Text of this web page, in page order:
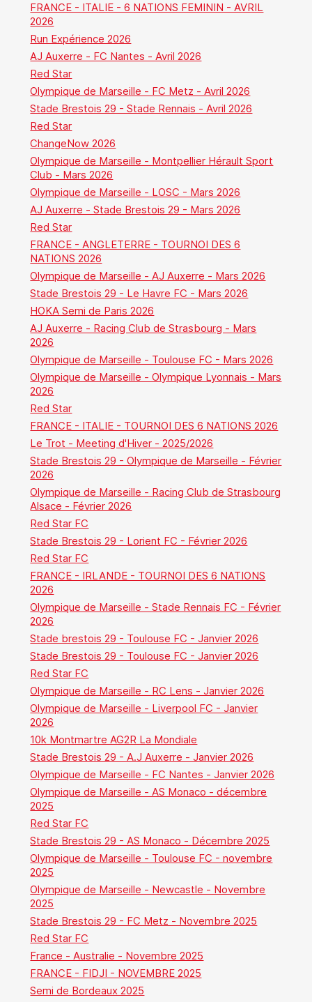
FRANCE - ITALIE - 6 NATIONS FEMININ - AVRIL
2026
Run Expérience 2026
AJ Auxerre - FC Nantes - Avril 2026
Red Star
Olympique de Marseille - FC Metz - Avril 2026
Stade Brestois 29 - Stade Rennais - Avril 2026
Red Star
ChangeNow 2026
Olympique de Marseille - Montpellier Hérault Sport
Club - Mars 2026
Olympique de Marseille - LOSC - Mars 2026
AJ Auxerre - Stade Brestois 29 - Mars 2026
Red Star
FRANCE - ANGLETERRE - TOURNOI DES 6
NATIONS 2026
Olympique de Marseille - AJ Auxerre - Mars 2026
Stade Brestois 29 - Le Havre FC - Mars 2026
HOKA Semi de Paris 2026
AJ Auxerre - Racing Club de Strasbourg - Mars
2026
Olympique de Marseille - Toulouse FC - Mars 2026
Olympique de Marseille - Olympique Lyonnais - Mars
2026
Red Star
FRANCE - ITALIE - TOURNOI DES 6 NATIONS 2026
Le Trot - Meeting d'Hiver - 2025/2026
Stade Brestois 29 - Olympique de Marseille - Février
2026
Olympique de Marseille - Racing Club de Strasbourg
Alsace - Février 2026
Red Star FC
Stade Brestois 29 - Lorient FC - Février 2026
Red Star FC
FRANCE - IRLANDE - TOURNOI DES 6 NATIONS
2026
Olympique de Marseille - Stade Rennais FC - Février
2026
Stade brestois 29 - Toulouse FC - Janvier 2026
Stade Brestois 29 - Toulouse FC - Janvier 2026
Red Star FC
Olympique de Marseille - RC Lens - Janvier 2026
Olympique de Marseille - Liverpool FC - Janvier
2026
10k Montmartre AG2R La Mondiale
Stade Brestois 29 - A.J Auxerre - Janvier 2026
Olympique de Marseille - FC Nantes - Janvier 2026
Olympique de Marseille - AS Monaco - décembre
2025
Red Star FC
Stade Brestois 29 - AS Monaco - Décembre 2025
Olympique de Marseille - Toulouse FC - novembre
2025
Olympique de Marseille - Newcastle - Novembre
2025
Stade Brestois 29 - FC Metz - Novembre 2025
Red Star FC
France - Australie - Novembre 2025
FRANCE - FIDJI - NOVEMBRE 2025
Semi de Bordeaux 2025